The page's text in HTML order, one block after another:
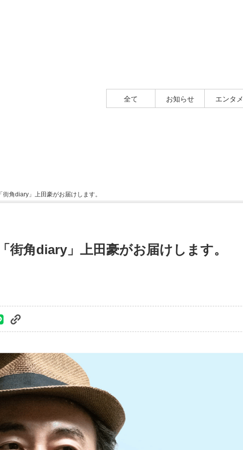
全て お知らせ エンタメ
角diary」上田豪がお届けします。
街角diary」上田豪がお届けします。